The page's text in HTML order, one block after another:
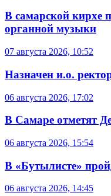
В самарской кирхе
органной музыки
07 августа 2026, 10:52
Назначен и.о.
06 августа 2026, 17:02
В Самаре отметят
06 августа 2026, 15:54
В «Бутылисте»
06 августа 2026, 14:45